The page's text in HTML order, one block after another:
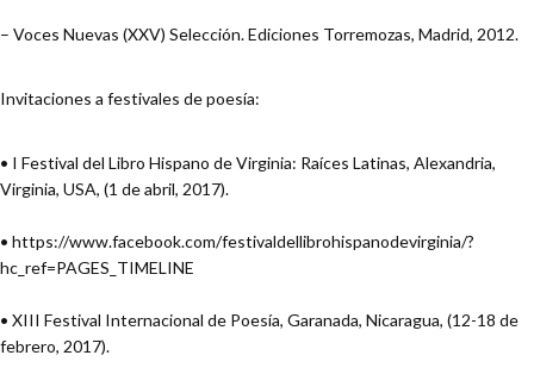
– Voces Nuevas (XXV) Selección. Ediciones Torremozas, Madrid, 2012.
Invitaciones a festivales de poesía:
• I Festival del Libro Hispano de Virginia: Raíces Latinas, Alexandria,
Virginia, USA, (1 de abril, 2017).
• https://www.facebook.com/festivaldellibrohispanodevirginia/?
hc_ref=PAGES_TIMELINE
• XIII Festival Internacional de Poesía, Garanada, Nicaragua, (12-18 de
febrero, 2017).